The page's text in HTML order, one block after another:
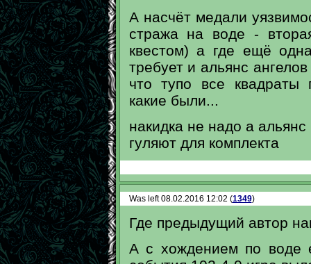
А насчёт медали
стража на воде -
квестом) а где ещё
требует и альянс
что тупо все квадраты
какие были...
накидка не надо а
гуляют для комплекта
Was left 08.02.2016 12:02 (1349)
Где предыдущий автор
А с хождением по воде